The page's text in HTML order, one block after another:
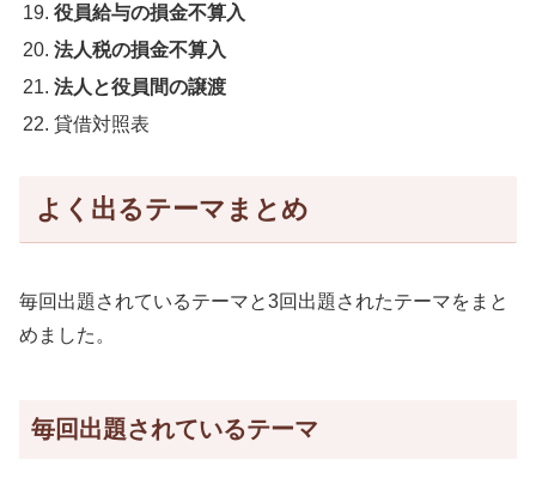
役員給与の損金不算入
法人税の損金不算入
法人と役員間の譲渡
貸借対照表
よく出るテーマまとめ
毎回出題されているテーマと3回出題されたテーマをまと
めました。
毎回出題されているテーマ